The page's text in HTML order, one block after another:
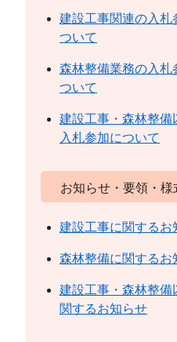
建設工事関連の入札
ついて
森林整備業務の入札
ついて
建設工事・森林整備
入札参加について
お知らせ・要領・様
建設工事に関するお
森林整備に関するお
建設工事・森林整備
関するお知らせ